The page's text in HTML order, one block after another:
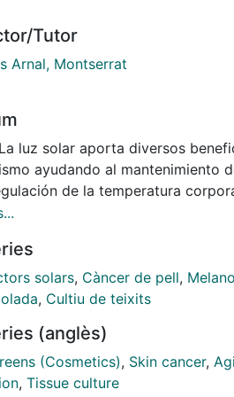
Tutor
Arnal, Montserrat
luz solar aporta diversos
ayudando al mantenimiento
de la temperatura
D. A pesar de que en la piel
ultravioleta que forma parte de
ciertas alteraciones
cáncer, fotoenvejecimiento e
de estos trastornos ya que la
retenida en la capa de ozono.
o tratar estas alteraciones, son
solars, Càncer de pell,
, Cultiu de teixits
(anglès)
(Cosmetics), Skin cancer,
, Tissue culture